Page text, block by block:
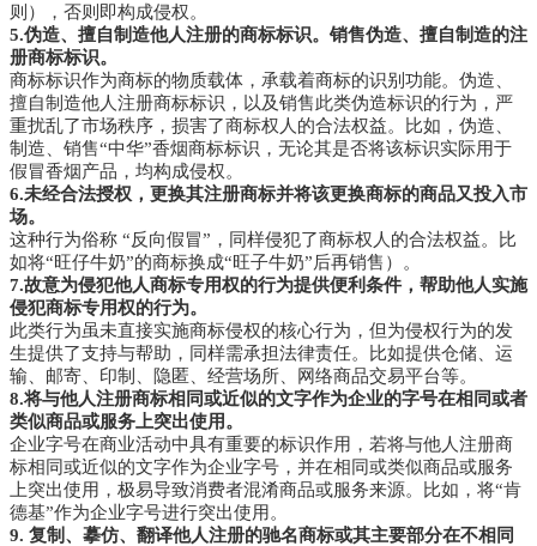
则），否则即构成侵权。
5.伪造、擅自制造他人注册的商标标识。销售伪造、擅自制造的注
册商标标识。
商标标识作为商标的物质载体，承载着商标的识别功能。伪造、
擅自制造他人注册商标标识，以及销售此类伪造标识的行为，严
重扰乱了市场秩序，损害了商标权人的合法权益。比如，伪造、
制造、销售“中华”香烟商标标识，无论其是否将该标识实际用于
假冒香烟产品，均构成侵权。
6.未经合法授权，更换其注册商标并将该更换商标的商品又投入市
场。
这种行为俗称 “反向假冒”，同样侵犯了商标权人的合法权益。
比
如将“旺仔牛奶”的商标换成“旺子牛奶”后再销售）。
7.故意为侵犯他人商标专用权的行为提供便利条件，帮助他人实施
侵犯商标专用权的行为。
此类行为虽未直接实施商标侵权的核心行为，但为侵权行为的发
生提供了支持与帮助，同样需承担法律责任。比如提供仓储、运
输、邮寄、印制、隐匿、经营场所、网络商品交易平台等。
8.将与他人注册商标相同或近似的文字作为企业的字号在相同或者
类似商品或服务上突出使用。
企业字号在商业活动中具有重要的标识作用，若将与他人注册商
标相同或近似的文字作为企业字号，并在相同或类似商品或服务
上突出使用，极易导致消费者混淆商品或服务来源。比如，将“肯
德基”作为企业字号进行突出使用。
9. 复制、摹仿、翻译他人注册的驰名商标或其主要部分在不相同